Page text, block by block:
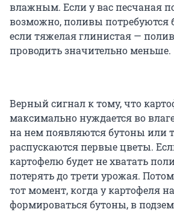
влажным. Если у вас песчаная
возможно, поливы потребуются
если тяжелая глинистая —
проводить значительно меньше.
Верный сигнал к тому, что
максимально нуждается во
на нем появляются бутоны или
распускаются первые цветы.
картофелю будет не хватать
потерять до трети урожая.
тот момент, когда у картофеля
формироваться бутоны, в